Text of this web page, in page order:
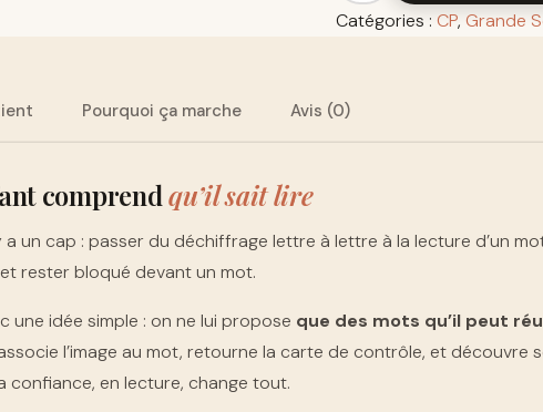
Catégories :CP,Grande
Pourquoi ça marche Avis (0)
comprendqu’il sait lire
a un cap : passer du déchiffrage lettre à lettre à la lecture d’un
rester bloqué devant un mot.
une idée simple : on ne lui propose que des mots qu’il peut
l’image au mot, retourne la carte de contrôle, et découvre
en lecture, change tout.